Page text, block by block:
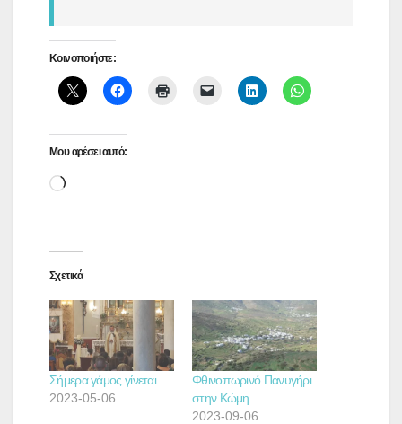
Κοινοποιήστε:
Μου αρέσει αυτό:
Loading…
Σχετικά
Σήμερα γάμος γίνεται…
2023-05-06
Φθινοπωρινό Πανυγήρι
στην Κώμη
2023-09-06